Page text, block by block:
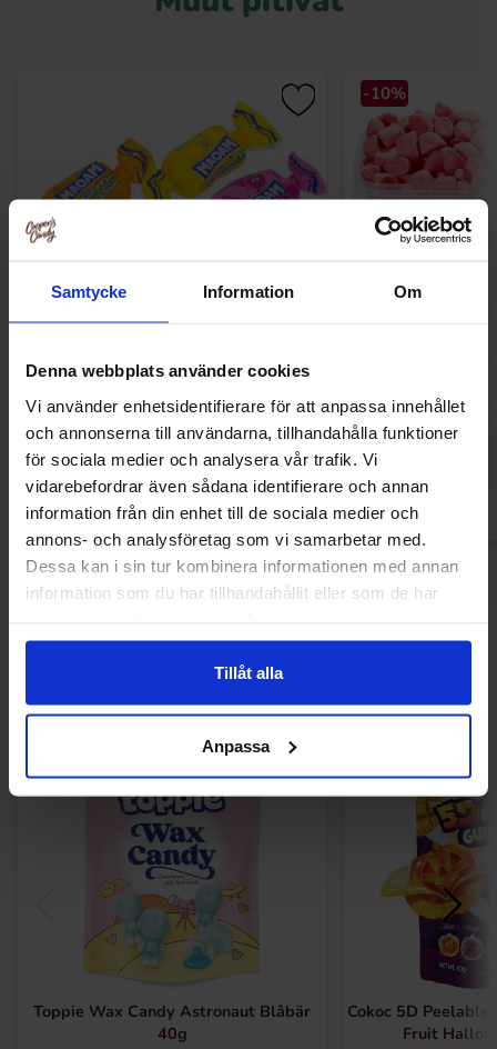
Samtycke Information Om
Denna webbplats använder cookies
Vi använder enhetsidentifierare för att anpassa innehållet
och annonserna till användarna, tillhandahålla funktioner
för sociala medier och analysera vår trafik. Vi
vidarebefordrar även sådana identifierare och annan
information från din enhet till de sociala medier och
annons- och analysföretag som vi samarbetar med.
Dessa kan i sin tur kombinera informationen med annan
information som du har tillhandahållit eller som de har
Tillåt alla
Anpassa
Haribo Maoam Happy Frutties 1kg
14.90 EUR
Osta
-10%
19.91 EUR
Muutkin ostivat
Toppie Wax Candy Astronaut Blåbär
40g
Cokoc 5D Peelable
Fruit